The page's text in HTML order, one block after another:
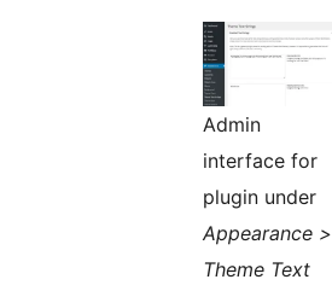
Admin
interface for
plugin under
Appearance >
Theme Text